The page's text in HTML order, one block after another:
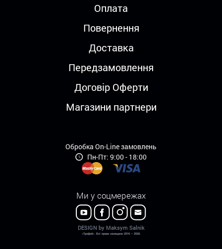
Оплата
Повернення
Доставка
Передзамовлення
Договір Оферти
Магазини партнери
Обробка On-Line замовлень
Пн-Пт: 9:00 - 18:00
Ми у соцмережах
DESIGN by Maksym Salnik
«Трофей». Всі права захищено 2016 – 2026.